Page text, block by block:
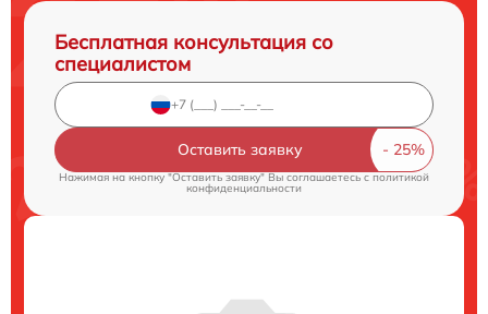
Бесплатная консультация со
специалистом
Оставить заявку
Нажимая на кнопку "Оставить заявку" Вы соглашаетесь cполитикой
конфиденциальности